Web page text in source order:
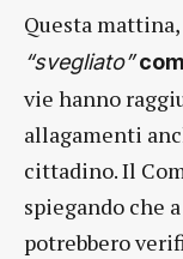
Questa
“svegliato”
vie hanno
allagamenti
cittadino. Il
spiegando che
potrebbero